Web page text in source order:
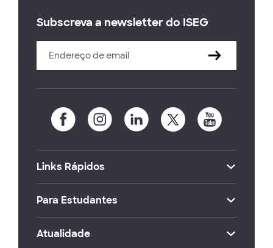
Subscreva a newsletter do ISEG
Links Rápidos
Para Estudantes
Atualidade